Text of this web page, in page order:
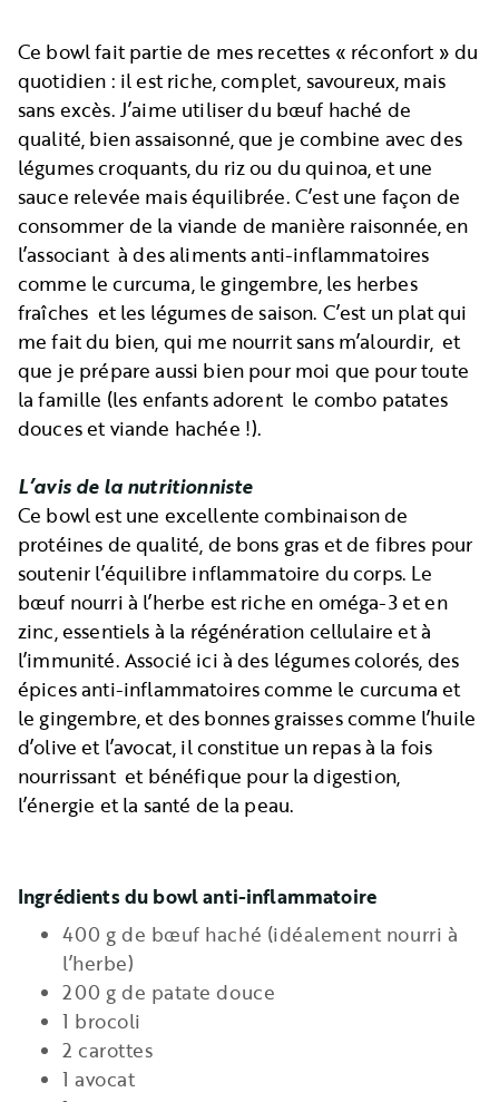
Ce bowl fait partie de mes recettes « réconfort » du
quotidien : il est riche, complet, savoureux, mais
sans excès. J’aime utiliser du bœuf haché de
qualité, bien assaisonné, que je combine avec des
légumes croquants, du riz ou du quinoa, et une
sauce relevée mais équilibrée. C’est une façon de
consommer de la viande de manière raisonnée, en
l’associant à des aliments anti-inflammatoires
comme le curcuma, le gingembre, les herbes
fraîches et les légumes de saison. C’est un plat qui
me fait du bien, qui me nourrit sans m’alourdir, et
que je prépare aussi bien pour moi que pour toute
la famille (les enfants adorent le combo patates
douces et viande hachée !).
L’avis de la nutritionniste
Ce bowl est une excellente combinaison de
protéines de qualité, de bons gras et de fibres pour
soutenir l’équilibre inflammatoire du corps. Le
bœuf nourri à l’herbe est riche en oméga-3 et en
zinc, essentiels à la régénération cellulaire et à
l’immunité. Associé ici à des légumes colorés, des
épices anti-inflammatoires comme le curcuma et
le gingembre, et des bonnes graisses comme l’huile
d’olive et l’avocat, il constitue un repas à la fois
nourrissant et bénéfique pour la digestion,
l’énergie et la santé de la peau.
Ingrédients du bowl anti-inflammatoire
400 g de bœuf haché (idéalement nourri à
l’herbe)
200 g de patate douce
1 brocoli
2 carottes
1 avocat